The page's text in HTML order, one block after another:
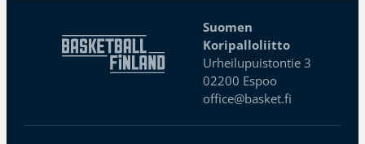
Suomen
Koripalloliitto
Urheilupuistontie 3
02200 Espoo
office@basket.fi